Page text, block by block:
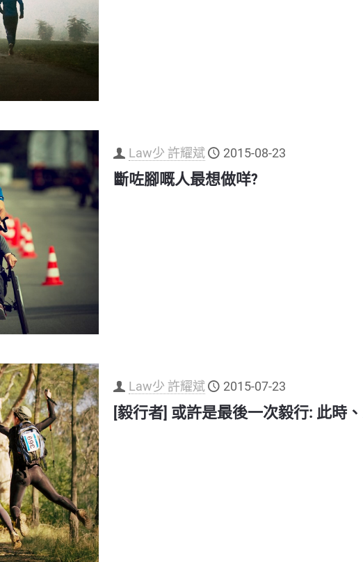
Law少 許耀斌 2015-08-23
斷咗腳嘅人最想做咩?
Law少 許耀斌 2015-07-23
[毅行者] 或許是最後一次毅行: 此時